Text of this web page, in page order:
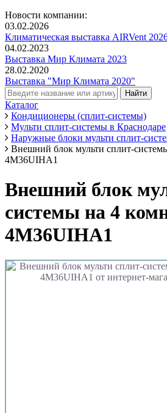
Новости компании:
03.02.2026
Климатическая выставка AIRVent
04.02.2023
Выставка Мир Климата 2023
28.02.2020
Выставка "Мир Климата 2020"
Каталог
Кондиционеры (сплит-системы)
Мульти сплит-системы в Краснодаре
Наружные блоки мульти сплит-
Внешний блок мульти сплит-
4M36UIHA1
Внешний блок
системы на 4
4M36UIHA1